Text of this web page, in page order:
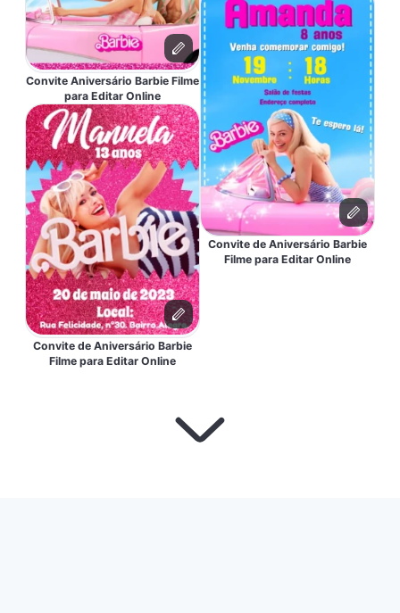
Convite Aniversário Barbie Filme
para Editar Online
Convite de Aniversário Barbie
Filme para Editar Online
Convite de Aniversário Barbie
Filme para Editar Online